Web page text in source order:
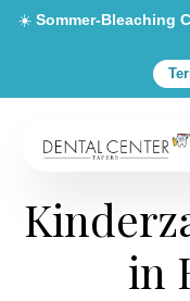
☀️ Sommer-Bleaching
in